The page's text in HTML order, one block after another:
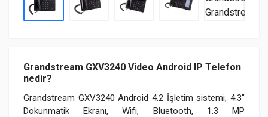
Grandstream GXV3240 Video Android IP Telefon
nedir?
Grandstream GXV3240 Android 4.2 İşletim sistemi, 4.3"
Dokunmatik Ekranı, Wifi, Bluetooth, 1.3 MP